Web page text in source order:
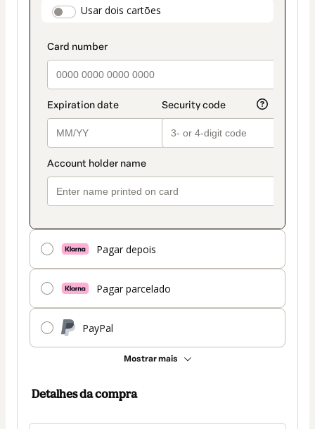
payment_data.section_title_v2
Usar dois cartões
Pagar depois
Pagar parcelado
PayPal
Mostrar mais
Detalhes da compra